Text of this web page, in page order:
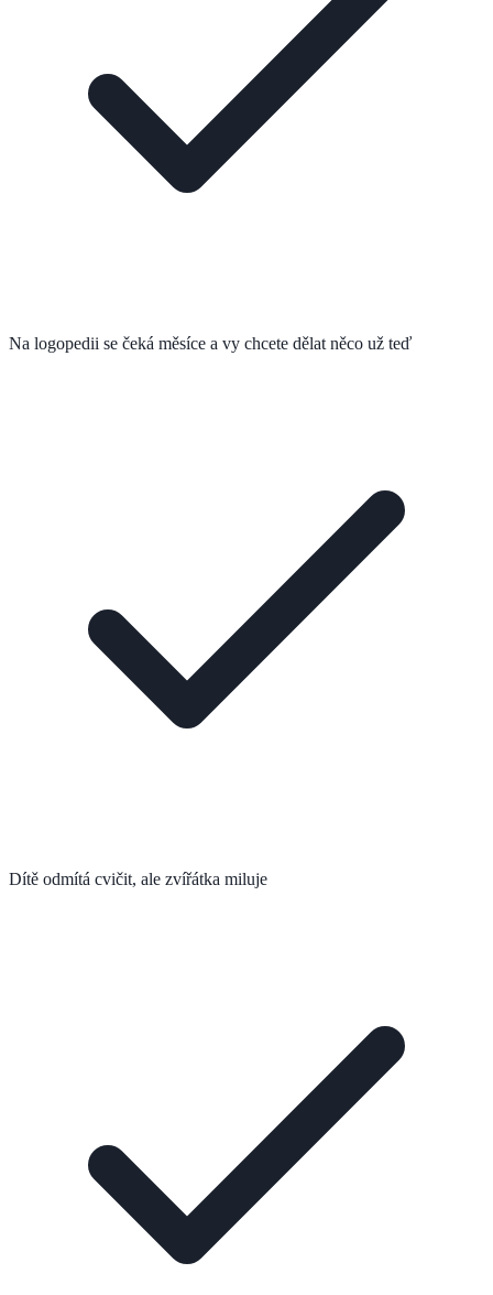
Na logopedii se čeká měsíce a vy chcete dělat něco už teď
Dítě odmítá cvičit, ale zvířátka miluje